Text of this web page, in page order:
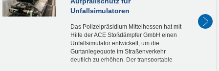
Unfallsimulatoren
Das Polizeipräsidium Mittelhessen hat mit
Hilfe der ACE Stoßdämpfer GmbH einen
Unfallsimulator entwickelt, um die
Gurtanlegequote im Straßenverkehr
deutlich zu erhöhen. Der transportable